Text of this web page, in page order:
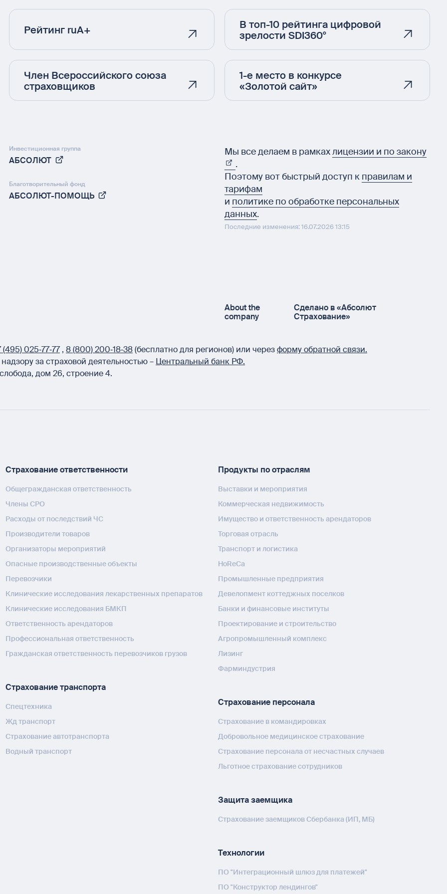
Рейтинг ruA+
Член Всероссийского союза
страховщиков
В топ-10 рейтинга цифровой
зрелости SDI360°
1-е место в конкурсе
«Золотой сайт»
Инвестиционная группа
АБСОЛЮТ
Благотворительный фонд
АБСОЛЮТ-ПОМОЩЬ
Мы все делаем в рамкахлицензии и по закону
.
Поэтому вот быстрый доступ к правилам и
тарифам
и политике по обработке персональных
данных.
Последние изменения: 16.07.2026 13:15
About the
company
Сделано в «Абсолют
Страхование»
(495) 025‑77‑77 , 8 (800) 200‑18‑38(бесплатно для регионов) или черезформу обратной связи.
за страховой деятельностью – Центральный банк РФ.
дом 26, строение 4.
Страхование ответственности
Общегражданская ответственность
Члены СРО
Расходы от последствий ЧС
Производители товаров
Организаторы мероприятий
Опасные производственные объекты
Перевозчики
Клинические исследования лекарственных препаратов
Клинические исследования БМКП
Ответственность арендаторов
Профессиональная ответственность
Гражданская ответственность перевозчиков грузов
Страхование транспорта
Спецтехника
Жд транспорт
Страхование автотранспорта
Водный транспорт
Продукты по отраслям
Выставки и мероприятия
Коммерческая недвижимость
Имущество и ответственность арендаторов
Торговая отрасль
Транспорт и логистика
HoReCa
Промышленные предприятия
Девелопмент коттеджных поселков
Банки и финансовые институты
Проектирование и строительство
Агропромышленный комплекс
Лизинг
Фарминдустрия
Страхование персонала
Страхование в командировках
Добровольное медицинское страхование
Страхование персонала от несчастных случаев
Льготное страхование сотрудников
Защита заемщика
Страхование заемщиков Сбербанка (ИП, МБ)
Технологии
ПО "Интеграционный шлюз для платежей"
ПО "Конструктор лендингов"